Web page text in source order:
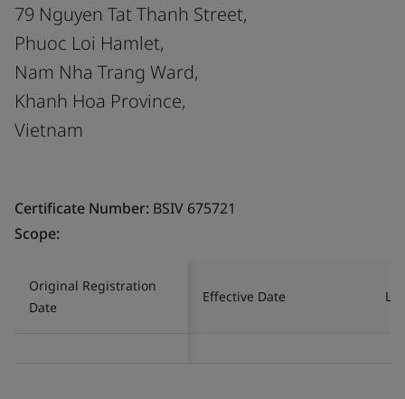
79 Nguyen Tat Thanh Street,
Phuoc Loi Hamlet,
Nam Nha Trang Ward,
Khanh Hoa Province,
Vietnam
Certificate Number: BSIV 675721
Scope:
Original Registration
Date
Effective Date